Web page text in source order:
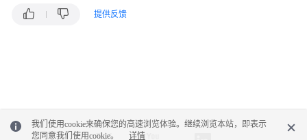
度
CPU
提供反馈
我们使用cookie来确保您的高速浏览体验。继续浏览本站，即表示
您同意我们使用cookie。
详情